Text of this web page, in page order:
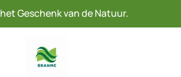
Geschenk van de Natuur.